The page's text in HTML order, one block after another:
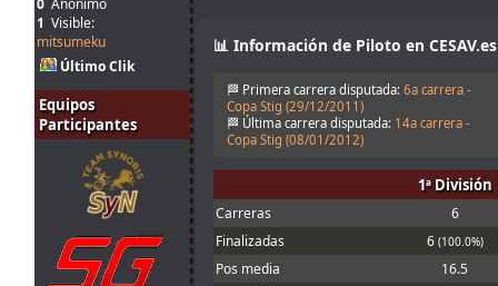
31
10:21
Perdon, no se
que pasa con el
set obligatorio,
yo lo meto en la
carpeta de
setup y me echa
en 30
menjacocs
1 segunto en el
T1 !!!!
Cameron!!!
jul.
15:04
Malavida Valdez
Mola! Nos
vemos el Lunes
0 Anónimo
1 Visible:
mitsumeku
Último Clik
Equipos
Participantes
📊 Información de Piloto en CESAV.es
🏁 Primera carrera disputada: 6a carrera -
Copa Stig (29/12/2011 )
🏁 Última carrera disputada: 14a carrera -
Copa Stig (08/01/2012)
1ª División
Carreras
6
Finalizadas
6 (100.0%)
Pos media
16.5